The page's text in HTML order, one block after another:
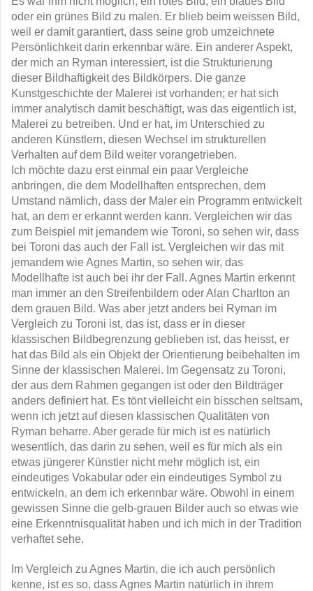
oder ein grünes Bild zu malen. Er blieb beim weissen Bild,
weil er damit garantiert, dass seine grob umzeichnete
Persönlichkeit darin erkennbar wäre. Ein anderer Aspekt,
der mich an Ryman interessiert, ist die Strukturierung
dieser Bildhaftigkeit des Bildkörpers. Die ganze
Kunstgeschichte der Malerei ist vorhanden; er hat sich
immer analytisch damit beschäftigt, was das eigentlich ist,
Malerei zu betreiben. Und er hat, im Unterschied zu
anderen Künstlern, diesen Wechsel im strukturellen
Verhalten auf dem Bild weiter vorangetrieben.
Ich möchte dazu erst einmal ein paar Vergleiche
anbringen, die dem Modellhaften entsprechen, dem
Umstand nämlich, dass der Maler ein Programm entwickelt
hat, an dem er erkannt werden kann. Vergleichen wir das
zum Beispiel mit jemandem wie Toroni, so sehen wir, dass
bei Toroni das auch der Fall ist. Vergleichen wir das mit
jemandem wie Agnes Martin, so sehen wir, das
Modellhafte ist auch bei ihr der Fall. Agnes Martin erkennt
man immer an den Streifenbildern oder Alan Charlton an
dem grauen Bild. Was aber jetzt anders bei Ryman im
Vergleich zu Toroni ist, das ist, dass er in dieser
klassischen Bildbegrenzung geblieben ist, das heisst, er
hat das Bild als ein Objekt der Orientierung beibehalten im
Sinne der klassischen Malerei. Im Gegensatz zu Toroni,
der aus dem Rahmen gegangen ist oder den Bildträger
anders definiert hat. Es tönt vielleicht ein bisschen seltsam,
wenn ich jetzt auf diesen klassischen Qualitäten von
Ryman beharre. Aber gerade für mich ist es natürlich
wesentlich, das darin zu sehen, weil es für mich als ein
etwas jüngerer Künstler nicht mehr möglich ist, ein
eindeutiges Vokabular oder ein eindeutiges Symbol zu
entwickeln, an dem ich erkennbar wäre. Obwohl in einem
gewissen Sinne die gelb-grauen Bilder auch so etwas wie
eine Erkenntnisqualität haben und ich mich in der Tradition
verhaftet sehe.
Im Vergleich zu Agnes Martin, die ich auch persönlich
kenne, ist es so, dass Agnes Martin natürlich in ihrem